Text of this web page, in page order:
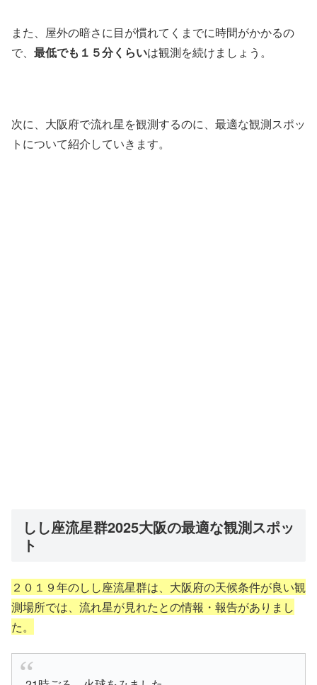
また、屋外の暗さに目が慣れてくまでに時間がかかるの
で、 最低でも１５分くらいは観測を続けましょう。
次に、大阪府で流れ星を観測するのに、最適な観測スポッ
トについて紹介していきます。
しし座流星群2025大阪の最適な観測スポッ
ト
２０１９年のしし座流星群は、大阪府の天候条件が良い観
測場所では、流れ星が見れたとの情報・報告がありまし
た。